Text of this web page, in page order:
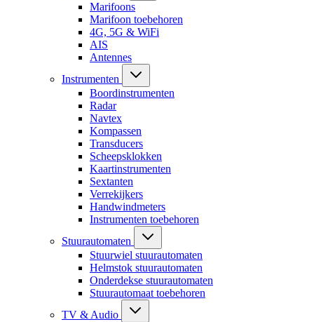
Marifoons
Marifoon toebehoren
4G, 5G & WiFi
AIS
Antennes
Instrumenten
Boordinstrumenten
Radar
Navtex
Kompassen
Transducers
Scheepsklokken
Kaartinstrumenten
Sextanten
Verrekijkers
Handwindmeters
Instrumenten toebehoren
Stuurautomaten
Stuurwiel stuurautomaten
Helmstok stuurautomaten
Onderdekse stuurautomaten
Stuurautomaat toebehoren
TV & Audio